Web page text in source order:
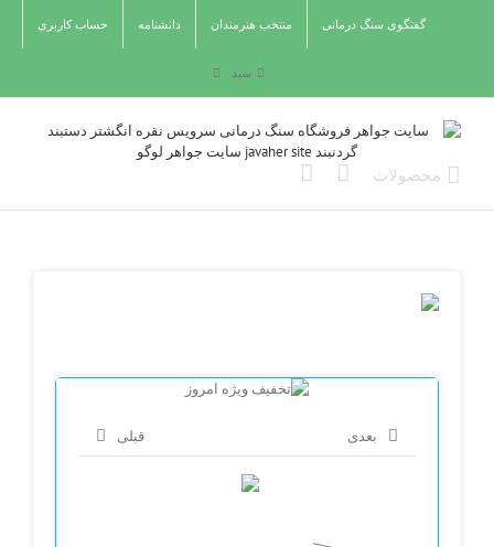
گفتگوی سنگ درمانی منتخب هنرمندان دانشنامه حساب کاربری
سبد
قبلی بعدی